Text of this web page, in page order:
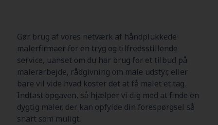
Gør brug af vores netværk af håndplukkede
malerfirmaer for en tryg og tilfredsstillende
service, uanset om du har brug for et tilbud på
malerarbejde, rådgivning om male udstyr, eller
bare vil vide hvad koster det at få malet et tag.
Indtast opgaven, så hjælper vi dig med at finde en
dygtig maler, der kan opfylde din forespørgsel så
snart som muligt.